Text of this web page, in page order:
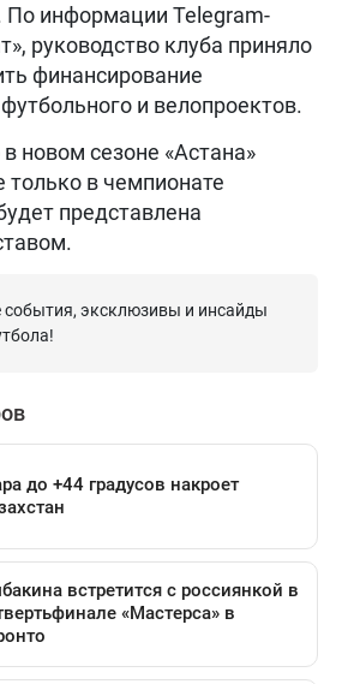
По информации Telegram-
руководство клуба приняло
финансирование
и велопроектов.
новом сезоне «Астана»
только в чемпионате
представлена
события, эксклюзивы и инсайды